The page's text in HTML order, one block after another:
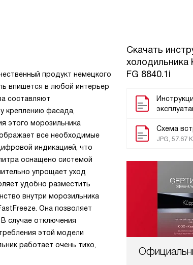
Скачать
холодильника
FG 8840.1i
Схема
JPG, 57.67
продукт немецкого
впишется в любой интерьер
составляют
креплению фасада,
этого морозильника
все необходимые
индикацией, что
оснащено системой
упрощает уход
удобно разместить
внутри морозильника
Она позволяет
случае отключения
этой модели
работает очень тихо,